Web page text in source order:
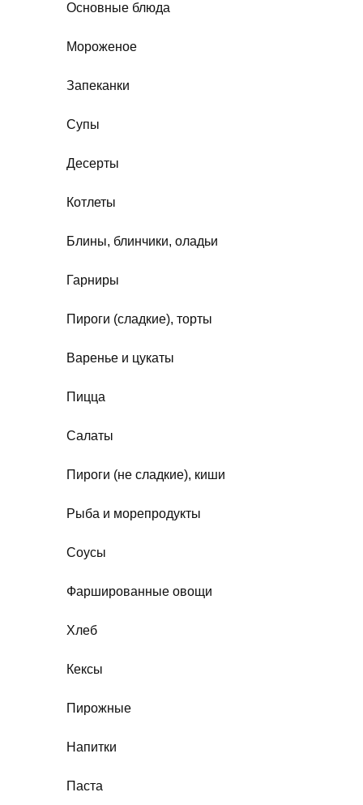
Основные блюда
Мороженое
Запеканки
Супы
Десерты
Котлеты
Блины, блинчики, оладьи
Гарниры
Пироги (сладкие), торты
Варенье и цукаты
Пицца
Салаты
Пироги (не сладкие), киши
Рыба и морепродукты
Соусы
Фаршированные овощи
Хлеб
Кексы
Пирожные
Напитки
Паста